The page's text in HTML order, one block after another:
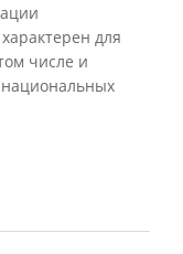
для
числе и